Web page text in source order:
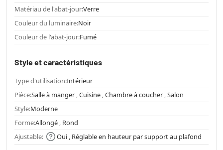
Matériau de l'abat-jour:Verre
Couleur du luminaire:Noir
Couleur de l'abat-jour:Fumé
Style et caractéristiques
Type d'utilisation:Intérieur
Pièce:Salle à manger , Cuisine , Chambre à coucher , Salon
Style:Moderne
Forme:Allongé , Rond
Ajustable:
Oui , Réglable en hauteur par support au plafond